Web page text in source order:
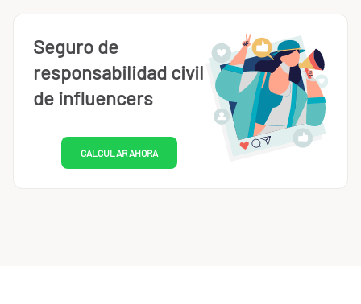
Seguro de
responsabilidad civil
de influencers
CALCULAR AHORA